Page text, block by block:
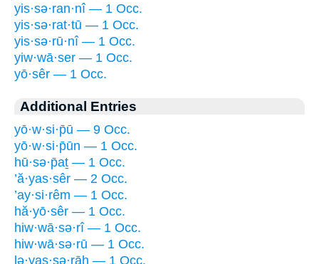
yis·sə·ran·nî — 1 Occ.
yis·sə·rat·tū — 1 Occ.
yis·sə·rū·nî — 1 Occ.
yiw·wā·ser — 1 Occ.
yō·sêr — 1 Occ.
Additional Entries
yō·w·si·p̄ū — 9 Occ.
yō·w·si·p̄ūn — 1 Occ.
hū·sə·p̄aṯ — 1 Occ.
’ă·yas·sêr — 2 Occ.
’ay·si·rêm — 1 Occ.
hă·yō·sêr — 1 Occ.
hiw·wā·sə·rî — 1 Occ.
hiw·wā·sə·rū — 1 Occ.
lə·yas·sə·rāh — 1 Occ.